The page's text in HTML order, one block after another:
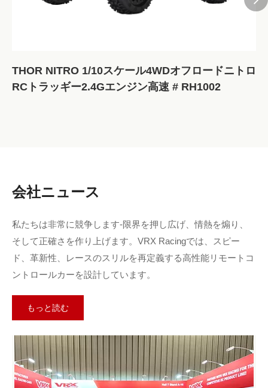
して最大ターンアンを調整する方法を学びます...
マスターショックのチューニングとメンテナンス! 調整: スプ
リングを下向きに押し、ショックカラーを回転させてプリロ
ードを微調整し、最適なハンドリングを実現します。インス
トール: 2.5mmのヘックスドリブで長いネジを固定します...
219 ビュー 2025-05-15
THOR NITRO 1/10スケール4WDオフロードニトロ
RCトラッギー2.4Gエンジン高速 # RH1002
会社ニュース
私たちは非常に競争します-限界を押し広げ、情熱を煽り、
そして正確さを作り上げます。VRX Racingでは、スピー
ド、革新性、レースのスリルを再定義する高性能リモートコ
ントロールカーを設計しています。
もっと読む